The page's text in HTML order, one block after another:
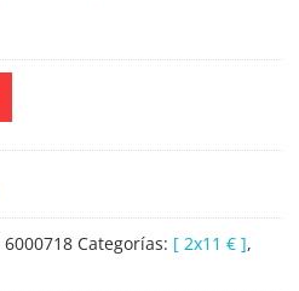
6000718 Categorías: [ 2x11 € ],